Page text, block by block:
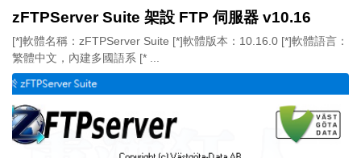
zFTPServer Suite 架設 FTP 伺服器 v10.16
[*]軟體名稱：zFTPServer Suite [*]軟體版本：10.16.0 [*]軟體語言：
繁體中文，內建多國語系 [* ...